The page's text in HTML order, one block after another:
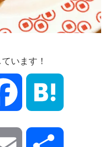
います！
Facebook